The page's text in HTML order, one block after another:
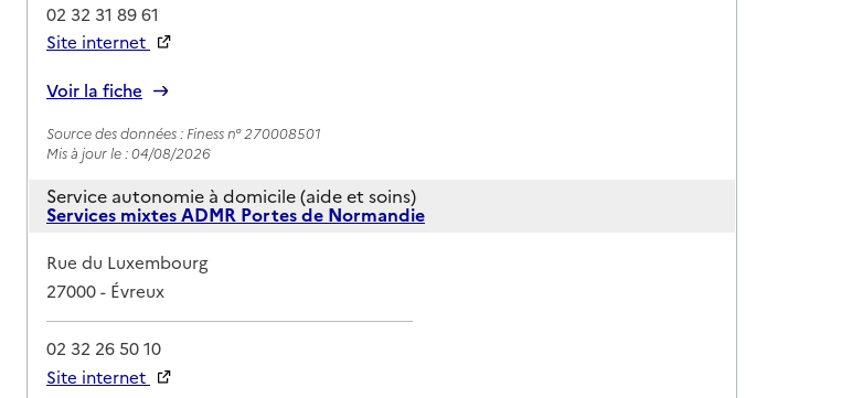
02 32 31 89 61
Site internet
Voir la fiche
Source des données : Finess n° 270008501
Mis à jour le : 04/08/2026
Service autonomie à domicile (aide et soins)
Services mixtes ADMR Portes de Normandie
Adresse
Rue du Luxembourg
27000- Évreux
02 32 26 50 10
Site internet